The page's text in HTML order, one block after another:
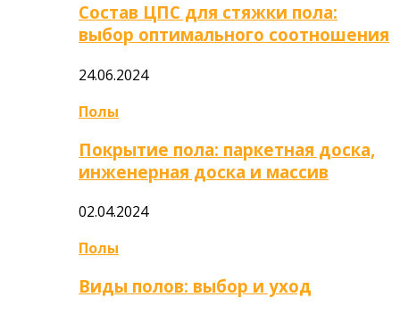
Состав ЦПС для стяжки пола:
выбор оптимального соотношения
24.06.2024
Полы
Покрытие пола: паркетная доска,
инженерная доска и массив
02.04.2024
Полы
Виды полов: выбор и уход